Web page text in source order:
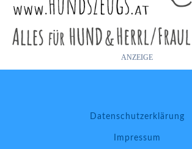
ANZEIGE
Datenschutzerklärung
Impressum